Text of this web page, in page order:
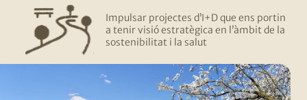
Impulsar projectes d’I+D que ens portin
a tenir visió estratègica en l’àmbit de la
sostenibilitat i la salut